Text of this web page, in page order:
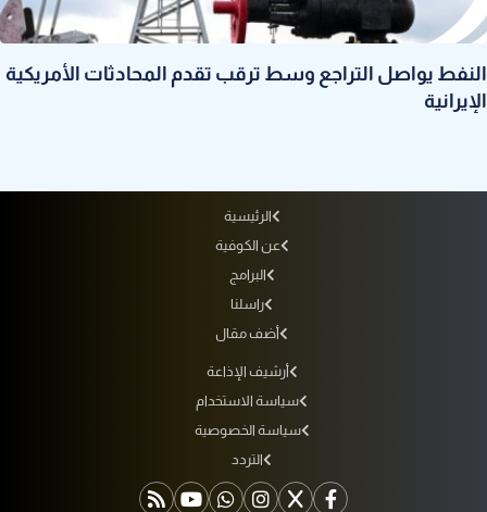
النفط يواصل التراجع وسط ترقب تقدم المحادثات الأمريكية
الإيرانية
الرئيسية
عن الكوفية
البرامج
راسلنا
أضف مقال
أرشيف الإذاعة
سياسة الاستخدام
سياسة الخصوصية
التردد